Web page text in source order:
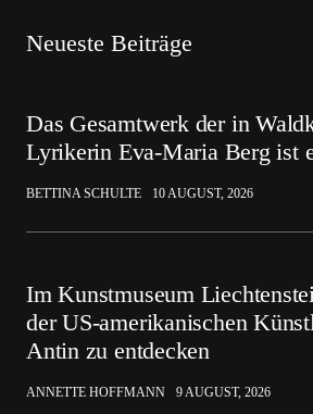
Neueste Beiträge
Das Gesamtwerk der in
Lyrikerin Eva-Maria Berg ist
BETTINA SCHULTE 10 AUGUST, 2026
Im Kunstmuseum
der US-amerikanischen
Antin zu entdecken
ANNETTE HOFFMANN 9 AUGUST, 2026